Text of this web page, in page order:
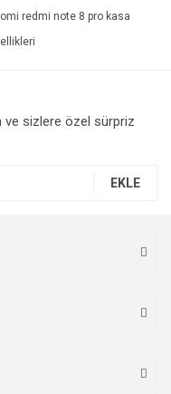
redmi note 8 pro kasa
ve sizlere özel sürpriz
EKLE